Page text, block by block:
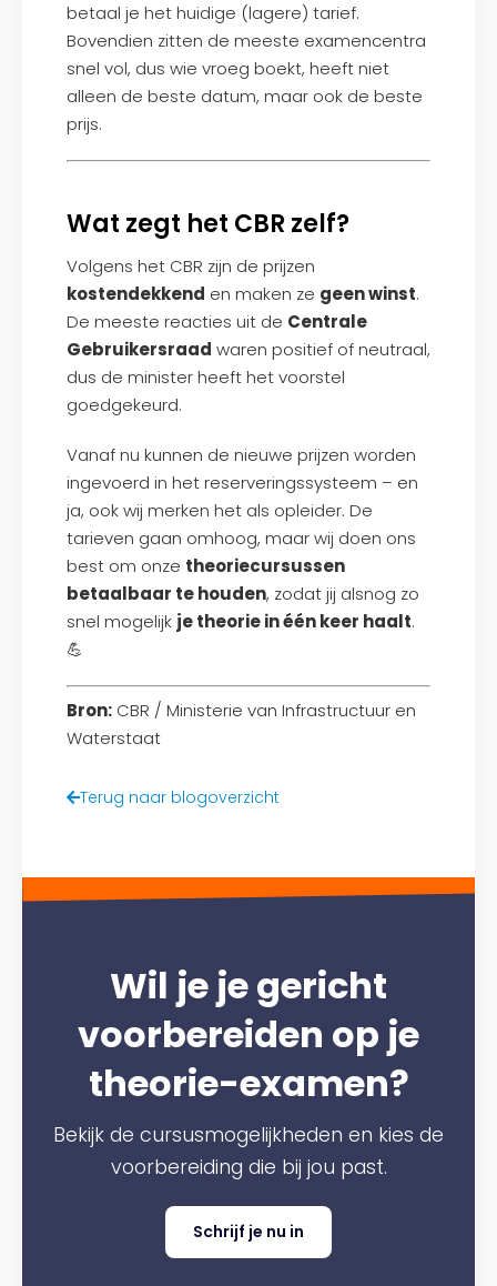
betaal je het huidige (lagere) tarief.
Bovendien zitten de meeste examencentra
snel vol, dus wie vroeg boekt, heeft niet
alleen de beste datum, maar ook de beste
prijs.
Wat zegt het CBR zelf?
Volgens het CBR zijn de prijzen
kostendekkend en maken ze geen winst.
De meeste reacties uit de Centrale
Gebruikersraad waren positief of neutraal,
dus de minister heeft het voorstel
goedgekeurd.
Vanaf nu kunnen de nieuwe prijzen worden
ingevoerd in het reserveringssysteem – en
ja, ook wij merken het als opleider. De
tarieven gaan omhoog, maar wij doen ons
best om onze theoriecursussen
betaalbaar te houden, zodat jij alsnog zo
snel mogelijk je theorie in één keer haalt.
💪
Bron: CBR / Ministerie van Infrastructuur en
Waterstaat
Terug naar blogoverzicht
Wil je je gericht
voorbereiden op je
theorie-examen?
Bekijk de cursusmogelijkheden en kies de
voorbereiding die bij jou past.
Schrijf je nu in